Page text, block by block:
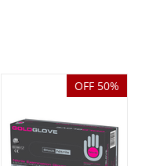
OFF 50%